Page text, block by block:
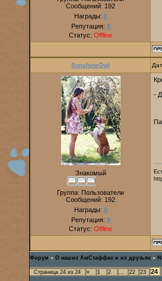
Сообщений: 192
Награды: 0
Репутация: 8
Статус: Offline
SunshineOwl
Знакомый
Группа: Пользователи
Сообщений: 192
Награды: 0
Репутация: 8
Статус: Offline
-
Форум » О наших АмСтаффах и их друзьях »
Страница 24 из 24 « 1 2 … 22 23 24